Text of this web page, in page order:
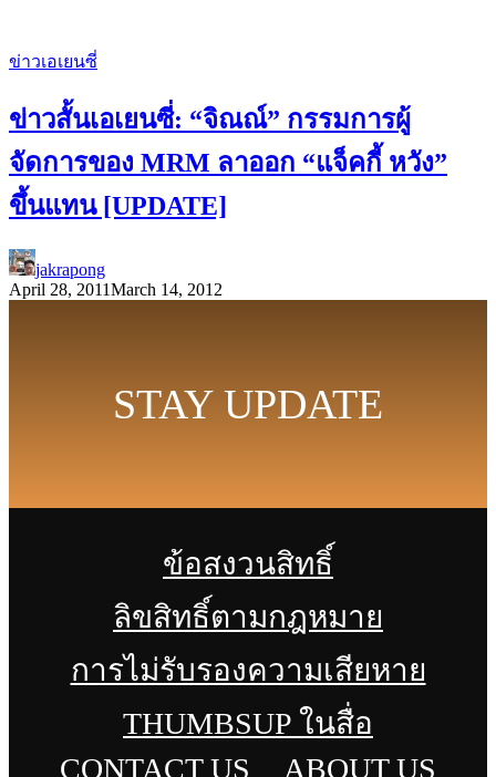
ข่าวเอเยนซี่
ข่าวสั้นเอเยนซี่: “จิณณ์” กรรมการผู้
จัดการของ MRM ลาออก “แจ็คกี้ หวัง”
ขึ้นแทน [UPDATE]
jakrapong
April 28, 2011March 14, 2012
STAY UPDATE
ข้อสงวนสิทธิ์
ลิขสิทธิ์ตามกฎหมาย
การไม่รับรองความเสียหาย
THUMBSUP ในสื่อ
CONTACT US
ABOUT US